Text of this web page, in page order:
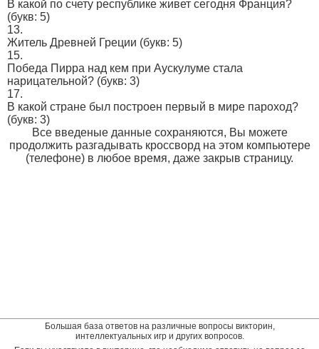
В какой по счету республике живет сегодня Франция?
(букв: 5)
13.
Житель Древней Греции (букв: 5)
15.
Победа Пирра над кем при Аускулуме стала
нарицательной? (букв: 3)
17.
В какой стране был построен первый в мире пароход?
(букв: 3)
Все введеные данные сохраняются, Вы можете
продолжить разгадывать кроссворд на этом компьютере
(телефоне) в любое время, даже закрыв страницу.
Большая база ответов на различные вопросы викторин,
интеллектуальных игр и других вопросов.